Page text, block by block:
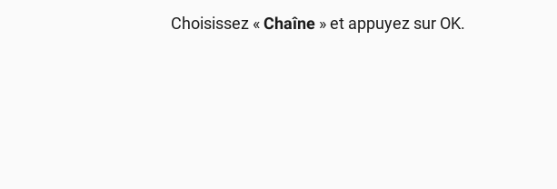
Choisissez «Chaîne » et appuyez sur OK.